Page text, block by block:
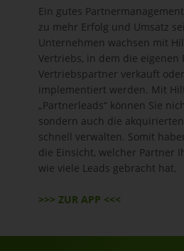
Ein gutes
zu mehr Erfolg und Umsatz
Unternehmen wachsen mit
Vertriebs, in dem die eigenen
Vertriebspartner verkauft
implementiert werden. Mit
„Partnerleads“ können Sie
sondern auch die
schnell verwalten. Somit
die Einsicht, welcher Partner
wie viele Leads gebracht hat.
>>> ZUR APP <<<